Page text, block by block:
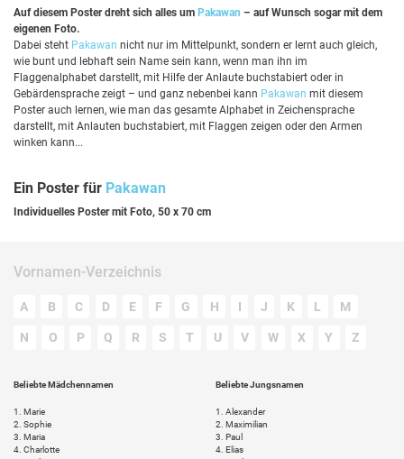
Auf diesem Poster dreht sich alles um Pakawan – auf Wunsch sogar mit dem
eigenen Foto.
Dabei steht Pakawan nicht nur im Mittelpunkt, sondern er lernt auch gleich,
wie bunt und lebhaft sein Name sein kann, wenn man ihn im
Flaggenalphabet darstellt, mit Hilfe der Anlaute buchstabiert oder in
Gebärdensprache zeigt – und ganz nebenbei kann Pakawan mit diesem
Poster auch lernen, wie man das gesamte Alphabet in Zeichensprache
darstellt, mit Anlauten buchstabiert, mit Flaggen zeigen oder den Armen
winken kann...
Ein Poster für Pakawan
Individuelles Poster mit Foto, 50 x 70 cm
Vornamen-Verzeichnis
A B C D E F G H I J K L M
N O P Q R S T U V W X Y Z
Beliebte Mädchennamen
1.
Marie
2. Sophie
3. Maria
4. Charlotte
Beliebte Jungsnamen
1.
Alexander
2. Maximilian
3. Paul
4. Elias